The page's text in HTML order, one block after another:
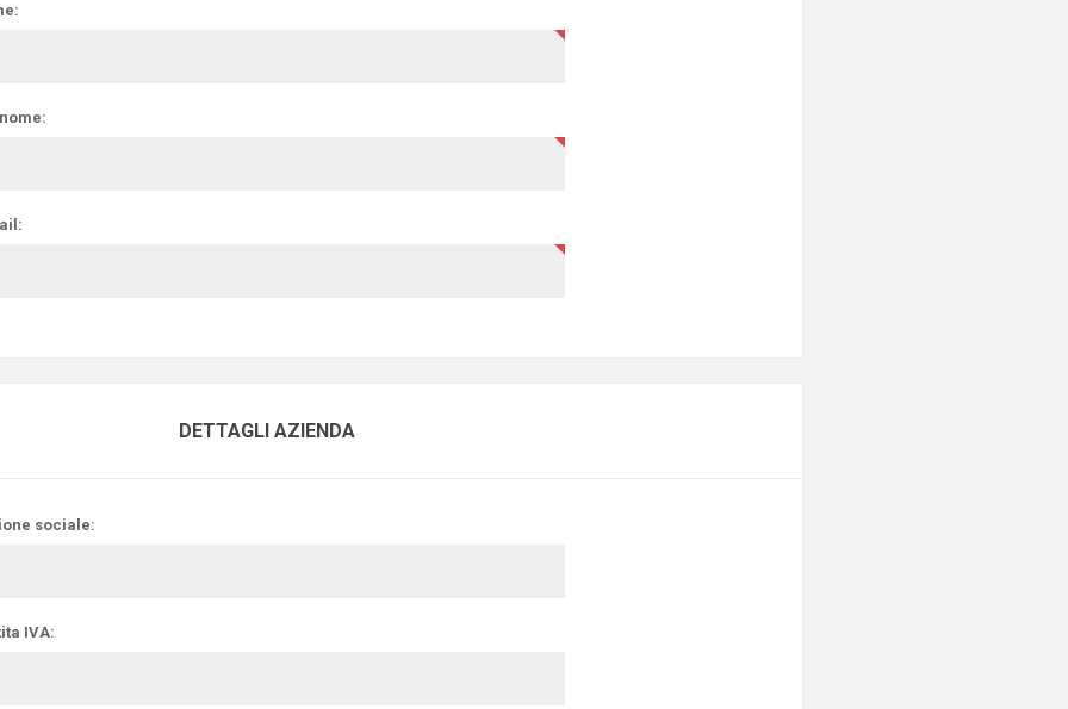
DETTAGLI AZIENDA
sociale:
IVA: